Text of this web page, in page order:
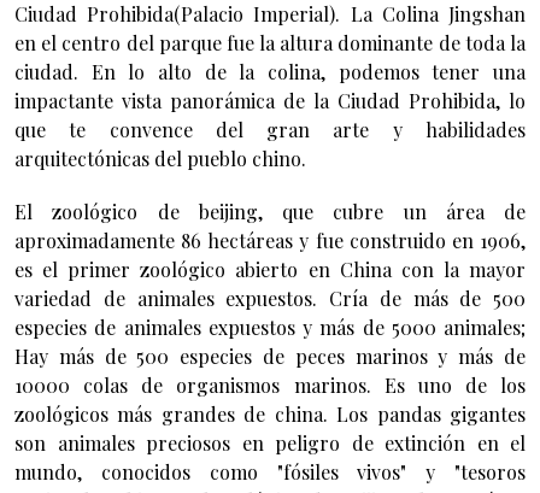
Ciudad Prohibida(Palacio Imperial). La Colina Jingshan
en el centro del parque fue la altura dominante de toda la
ciudad. En lo alto de la colina, podemos tener una
impactante vista panorámica de la Ciudad Prohibida, lo
que te convence del gran arte y habilidades
arquitectónicas del pueblo chino.
El zoológico de beijing, que cubre un área de
aproximadamente 86 hectáreas y fue construido en 1906,
es el primer zoológico abierto en China con la mayor
variedad de animales expuestos. Cría de más de 500
especies de animales expuestos y más de 5000 animales;
Hay más de 500 especies de peces marinos y más de
10000 colas de organismos marinos. Es uno de los
zoológicos más grandes de china. Los pandas gigantes
son animales preciosos en peligro de extinción en el
mundo, conocidos como "fósiles vivos" y "tesoros